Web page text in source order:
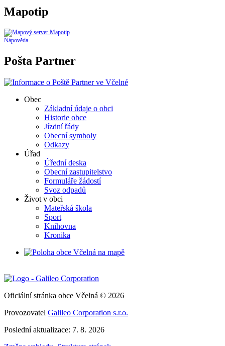
Mapotip
Nápověda
Pošta Partner
Obec
Základní údaje o obci
Historie obce
Jízdní řády
Obecní symboly
Odkazy
Úřad
Úřední deska
Obecní zastupitelstvo
Formuláře žádostí
Svoz odpadů
Život v obci
Mateřská škola
Sport
Knihovna
Kronika
Oficiální stránka obce Včelná © 2026
Provozovatel Galileo Corporation s.r.o.
Poslední aktualizace: 7. 8. 2026